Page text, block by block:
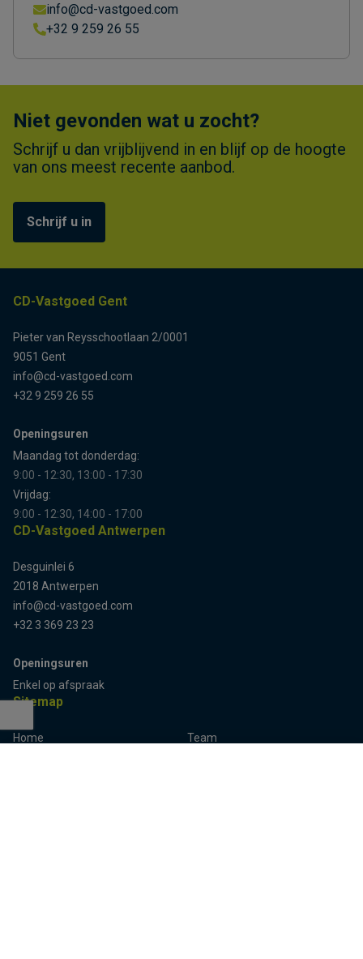
info@cd-vastgoed.com
+32 9 259 26 55
Niet gevonden wat u zocht?
Schrijf u dan vrijblijvend in en blijf op de hoogte
van ons meest recente aanbod.
Schrijf u in
CD-Vastgoed Gent
Pieter van Reysschootlaan 2/0001
9051 Gent
info@cd-vastgoed.com
+32 9 259 26 55
Openingsuren
Maandag tot donderdag:
9:00 - 12:30, 13:00 - 17:30
Vrijdag:
9:00 - 12:30, 14:00 - 17:00
CD-Vastgoed Antwerpen
Desguinlei 6
2018 Antwerpen
info@cd-vastgoed.com
+32 3 369 23 23
Openingsuren
Enkel op afspraak
Sitemap
Home
Team